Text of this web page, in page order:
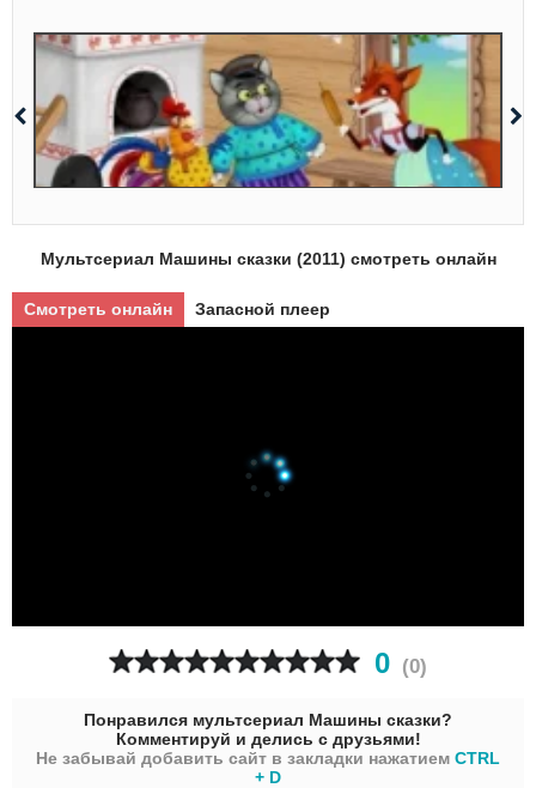
Мультсериал Машины сказки (2011) смотреть онлайн
Смотреть онлайн Запасной плеер
0 (0)
Понравился мультсериал Машины сказки?
Комментируй и делись с друзьями!
Не забывай добавить сайт в закладки нажатием CTRL
+ D